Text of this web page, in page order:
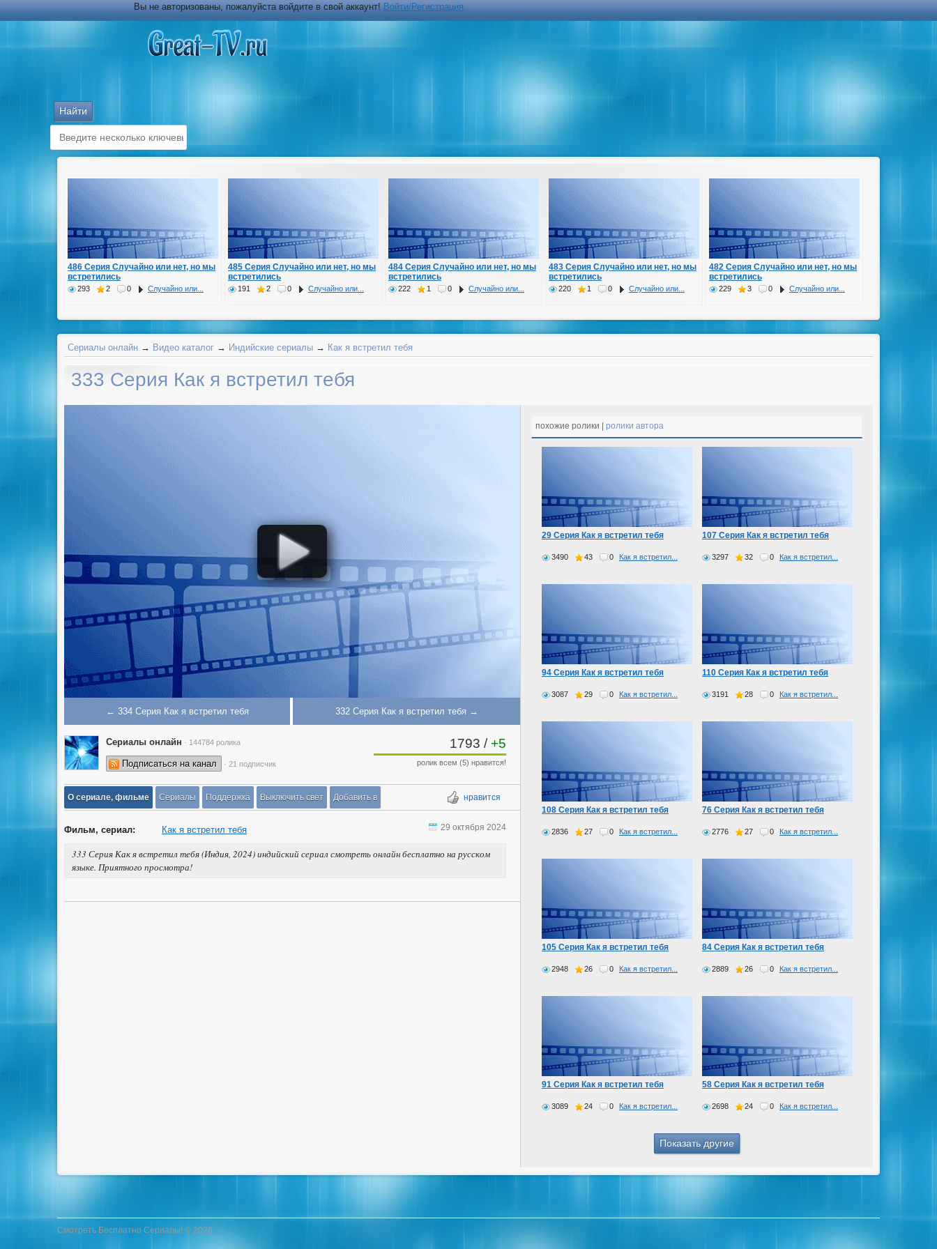
Вы не авторизованы, пожалуйста войдите в свой аккаунт!Войти/Регистрация
486 Серия Случайно или нет, но мы
встретились
293 2 0 Случайно или...
485 Серия Случайно или нет, но мы
встретились
191 2 0 Случайно или...
484 Серия Случайно или нет, но мы
встретились
222 1 0 Случайно или...
483 Серия Случайно или нет, но мы
встретились
220 1 0 Случайно или...
482 Серия Случайно или нет, но мы
встретились
229 3 0 Случайно или...
Сериалы онлайн → Видео каталог → Индийские сериалы → Как я встретил тебя
333 Серия Как я встретил тебя
← 334 Серия Как я встретил тебя 332 Серия Как я встретил тебя →
Сериалы онлайн · 144784 ролика
Подписаться на канал · 21 подписчик
1793 / +5
ролик всем (5) нравится!
нравится
О сериале, фильме Сериалы Поддержка Выключить свет Добавить в
Фильм, сериал: Как я встретил тебя
333 Серия Как я встретил тебя (Индия, 2024) индийский сериал смотреть онлайн бесплатно на русском
языке. Приятного просмотра!
29 октября 2024
похожие ролики | ролики автора
29 Серия Как я встретил тебя
3490 43 0 Как я встретил...
107 Серия Как я встретил тебя
3297 32 0 Как я встретил...
94 Серия Как я встретил тебя
3087 29 0 Как я встретил...
110 Серия Как я встретил тебя
3191 28 0 Как я встретил...
108 Серия Как я встретил тебя
2836 27 0 Как я встретил...
76 Серия Как я встретил тебя
2776 27 0 Как я встретил...
105 Серия Как я встретил тебя
2948 26 0 Как я встретил...
84 Серия Как я встретил тебя
2889 26 0 Как я встретил...
91 Серия Как я встретил тебя
3089 24 0 Как я встретил...
58 Серия Как я встретил тебя
2698 24 0 Как я встретил...
Смотреть Бесплатно Сериалы! © 2026